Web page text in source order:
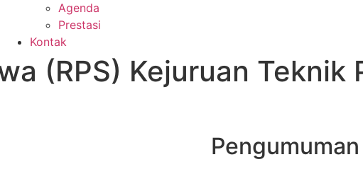
Agenda
Prestasi
Kontak
(RPS) Kejuruan Teknik
Pengumuman